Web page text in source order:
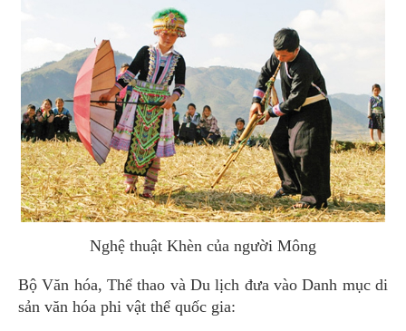
Nghệ thuật Khèn của người Mông
Bộ Văn hóa, Thể thao và Du lịch đưa vào Danh mục di
sản văn hóa phi vật thể quốc gia: